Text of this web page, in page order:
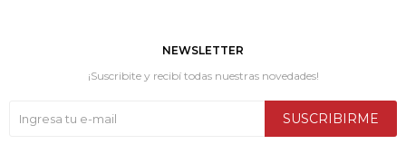
NEWSLETTER
¡Suscribite y recibí todas nuestras novedades!
SUSCRIBIRME